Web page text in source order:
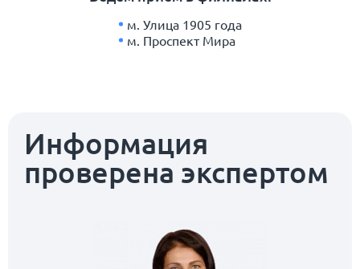
м. Улица 1905 года
м. Проспект Мира
Информация
проверена экспертом